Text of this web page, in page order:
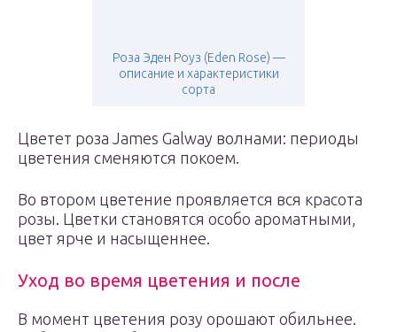
Роза Эден Роуз (Eden Rose) —
описание и характеристики
сорта
Цветет роза James Galway волнами: периоды
цветения сменяются покоем.
Во втором цветение проявляется вся красота
розы. Цветки становятся особо ароматными,
цвет ярче и насыщеннее.
Уход во время цветения и после
В момент цветения розу орошают обильнее.